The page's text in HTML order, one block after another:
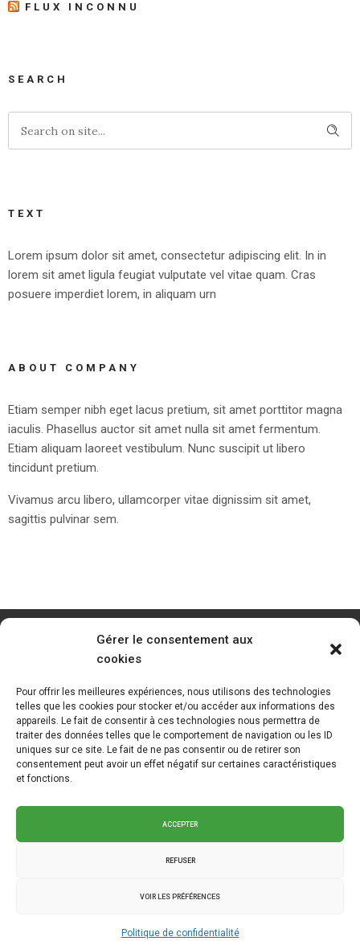
Gérer le consentement aux
cookies
Pour offrir les meilleures expériences, nous utilisons des technologies
telles que les cookies pour stocker et/ou accéder aux informations des
appareils. Le fait de consentir à ces technologies nous permettra de
traiter des données telles que le comportement de navigation ou les ID
uniques sur ce site. Le fait de ne pas consentir ou de retirer son
consentement peut avoir un effet négatif sur certaines caractéristiques
et fonctions.
ACCEPTER
REFUSER
VOIR LES PRÉFÉRENCES
Politique de confidentialité
FLUX INCONNU
SEARCH
TEXT
Lorem ipsum dolor sit amet, consectetur adipiscing elit. In in
lorem sit amet ligula feugiat vulputate vel vitae quam. Cras
posuere imperdiet lorem, in aliquam urn
ABOUT COMPANY
Etiam semper nibh eget lacus pretium, sit amet porttitor magna
iaculis. Phasellus auctor sit amet nulla sit amet fermentum.
Etiam aliquam laoreet vestibulum. Nunc suscipit ut libero
tincidunt pretium.
Vivamus arcu libero, ullamcorper vitae dignissim sit amet,
sagittis pulvinar sem.